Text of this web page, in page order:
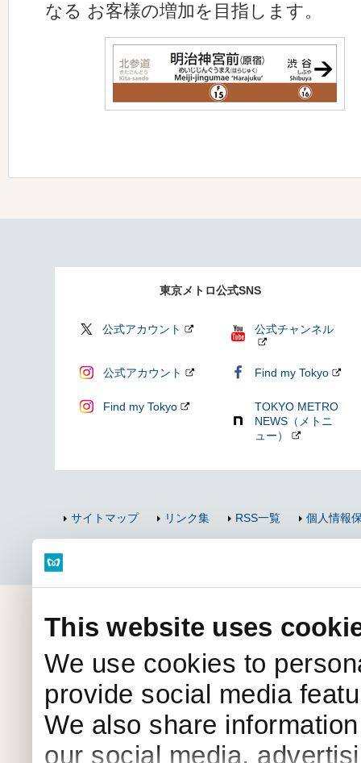
This website uses
We use cookies to
provide social media
We also share
our social media,
なる お客様の増加を目指します。
東京メトロ公式SNS
公式アカウント 公式チャンネル
公式アカウント Find my Tokyo
Find my Tokyo
TOKYO METRO
NEWS（メトニ
ュー）
サイトマップ リンク集 RSS一覧 個人情報